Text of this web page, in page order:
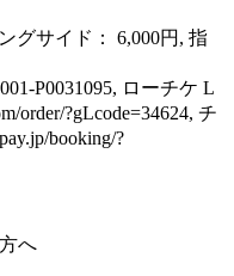
グサイド： 6,000円, 指
P0031095, ローチケ L
order/?gLcode=34624, チ
booking/?
へ